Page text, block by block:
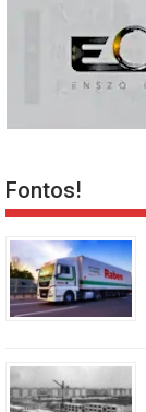
Fontos!